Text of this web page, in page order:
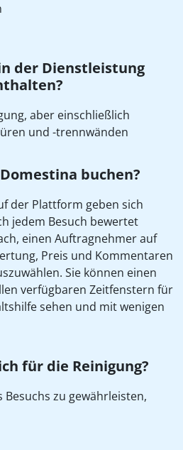
der Dienstleistung
aber einschließlich
und -trennwänden
buchen?
der Plattform geben sich
jedem Besuch bewertet
einen Auftragnehmer auf
Preis und Kommentaren
Sie können einen
verfügbaren Zeitfenstern für
sehen und mit wenigen
für die Reinigung?
zu gewährleisten,